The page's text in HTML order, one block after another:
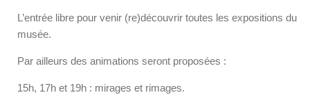
L’entrée libre pour venir (re)découvrir toutes les expositions du
musée.
Par ailleurs des animations seront proposées :
15h, 17h et 19h : mirages et rimages.